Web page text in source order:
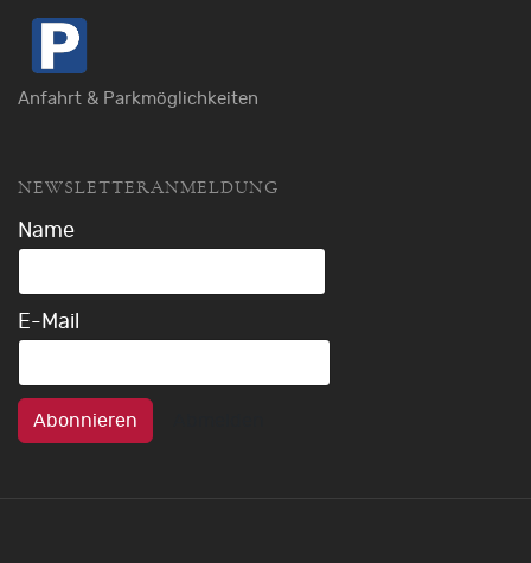
Anfahrt & Parkmöglichkeiten
NEWSLETTERANMELDUNG
Name
E-Mail
Abonnieren